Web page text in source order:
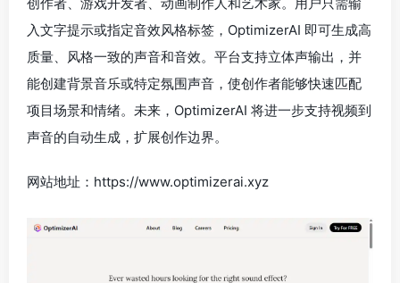
入文字提示或指定音效风格标签，OptimizerAI 即可生成高
质量、风格一致的声音和音效。平台支持立体声输出，并
能创建背景音乐或特定氛围声音，使创作者能够快速匹配
项目场景和情绪。未来，OptimizerAI 将进一步支持视频到
声音的自动生成，扩展创作边界。
网站地址：https://www.optimizerai.xyz